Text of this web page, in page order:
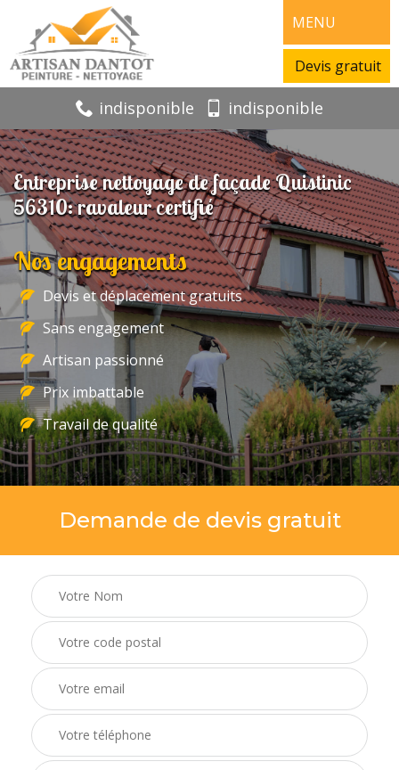
MENU
Devis gratuit
indisponible indisponible
Entreprise nettoyage de façade Quistinic
56310: ravaleur certifié
Nos engagements
Devis et déplacement gratuits
Sans engagement
Artisan passionné
Prix imbattable
Travail de qualité
Demande de devis gratuit